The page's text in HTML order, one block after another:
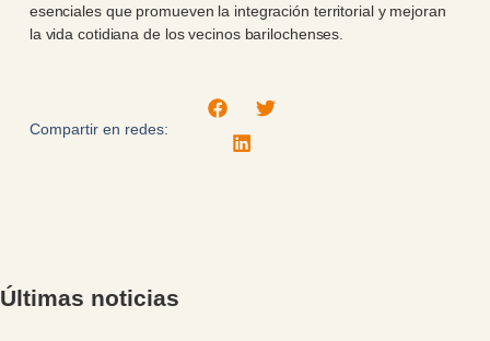
esenciales que promueven la integración territorial y mejoran
la vida cotidiana de los vecinos barilochenses.
Compartir en redes:
Últimas noticias